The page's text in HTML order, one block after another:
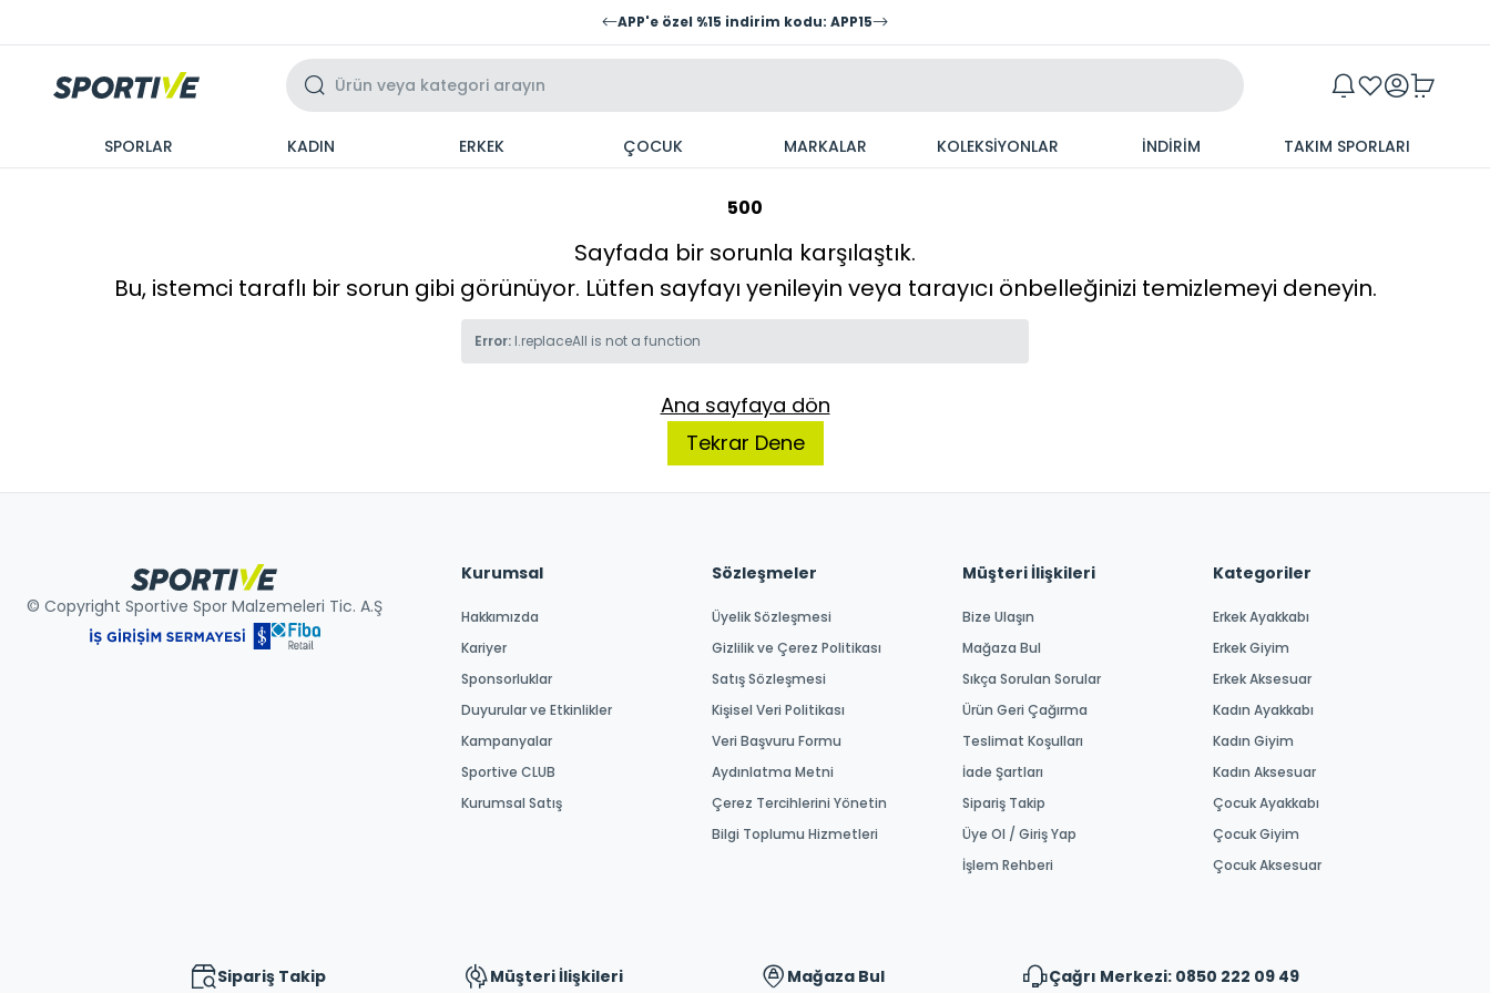
APP'e özel %15 indirim kodu: APP15
SPORLAR KADIN ERKEK ÇOCUK MARKALAR KOLEKSİYONLAR İNDİRİM TAKIM SPORLARI
500
Sayfada bir sorunla karşılaştık.
Bu, istemci taraflı bir sorun gibi görünüyor. Lütfen sayfayı yenileyin veya tarayıcı önbelleğinizi temizlemeyi deneyin.
Error: l.replaceAll is not a function
Ana sayfaya dön
Tekrar Dene
© Copyright Sportive Spor Malzemeleri Tic. A.Ş
Kurumsal
Hakkımızda
Kariyer
Sponsorluklar
Duyurular ve Etkinlikler
Kampanyalar
Sportive CLUB
Kurumsal Satış
Sözleşmeler
Üyelik Sözleşmesi
Gizlilik ve Çerez Politikası
Satış Sözleşmesi
Kişisel Veri Politikası
Veri Başvuru Formu
Aydınlatma Metni
Çerez Tercihlerini Yönetin
Bilgi Toplumu Hizmetleri
Müşteri İlişkileri
Bize Ulaşın
Mağaza Bul
Sıkça Sorulan Sorular
Ürün Geri Çağırma
Teslimat Koşulları
İade Şartları
Sipariş Takip
Üye Ol / Giriş Yap
İşlem Rehberi
Kategoriler
Erkek Ayakkabı
Erkek Giyim
Erkek Aksesuar
Kadın Ayakkabı
Kadın Giyim
Kadın Aksesuar
Çocuk Ayakkabı
Çocuk Giyim
Çocuk Aksesuar
Sipariş Takip Müşteri İlişkileri Mağaza Bul Çağrı Merkezi: 0850 222 09 49